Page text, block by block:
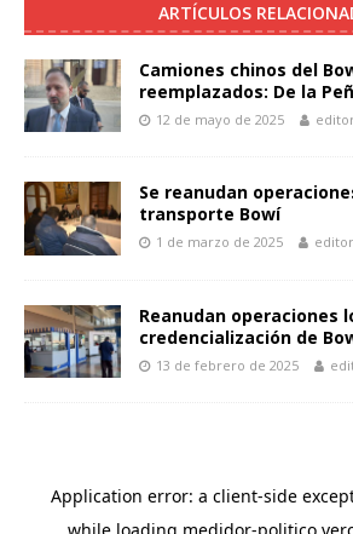
ARTÍCULOS
Camiones chinos del
reemplazados: De la
12 de mayo de 2025
Se reanudan
transporte Bowí
1 de marzo de 2025 editor
Reanudan operaciones
credencialización de
13 de febrero de 2025